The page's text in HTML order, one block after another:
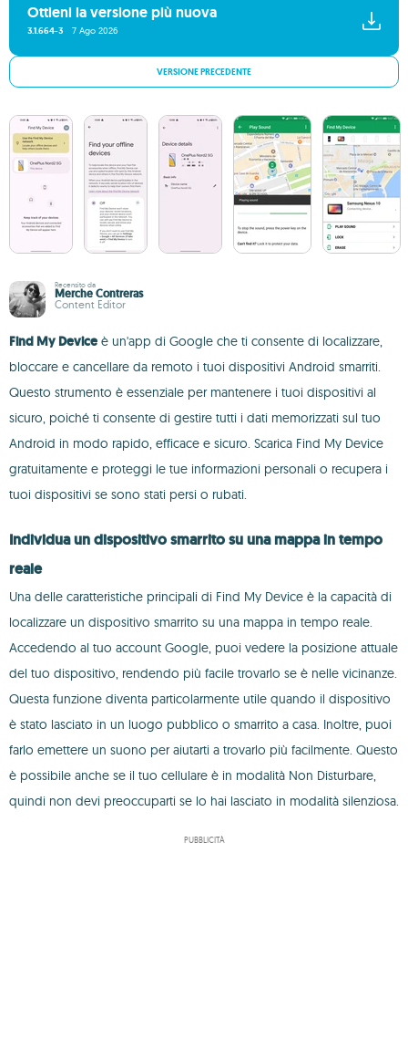
Ottieni la versione più nuova
3.1.664-3 7 Ago 2026
VERSIONE PRECEDENTE
Recensito da
Merche Contreras
Content Editor
Find My Device è un'app di Google che ti consente di localizzare,
bloccare e cancellare da remoto i tuoi dispositivi Android smarriti.
Questo strumento è essenziale per mantenere i tuoi dispositivi al
sicuro, poiché ti consente di gestire tutti i dati memorizzati sul tuo
Android in modo rapido, efficace e sicuro. Scarica Find My Device
gratuitamente e proteggi le tue informazioni personali o recupera i
tuoi dispositivi se sono stati persi o rubati.
Individua un dispositivo smarrito su una mappa in tempo
reale
Una delle caratteristiche principali di Find My Device è la capacità di
localizzare un dispositivo smarrito su una mappa in tempo reale.
Accedendo al tuo account Google, puoi vedere la posizione attuale
del tuo dispositivo, rendendo più facile trovarlo se è nelle vicinanze.
Questa funzione diventa particolarmente utile quando il dispositivo
è stato lasciato in un luogo pubblico o smarrito a casa. Inoltre, puoi
farlo emettere un suono per aiutarti a trovarlo più facilmente. Questo
è possibile anche se il tuo cellulare è in modalità Non Disturbare,
quindi non devi preoccuparti se lo hai lasciato in modalità silenziosa.
PUBBLICITÀ